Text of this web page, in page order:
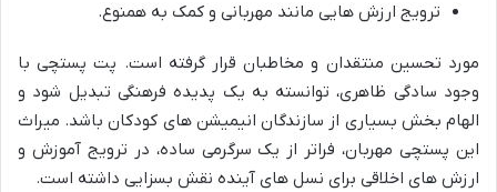
ترویج ارزش هایی مانند مهربانی و کمک به همنوع.
مورد تحسین منتقدان و مخاطبان قرار گرفته است. پت پستچی با
وجود سادگی ظاهری، توانسته به یک پدیده فرهنگی تبدیل شود و
الهام بخش بسیاری از سازندگان انیمیشن های کودکان باشد. میراث
این پستچی مهربان، فراتر از یک سرگرمی ساده، در ترویج آموزش و
ارزش های اخلاقی برای نسل های آینده نقش بسزایی داشته است.